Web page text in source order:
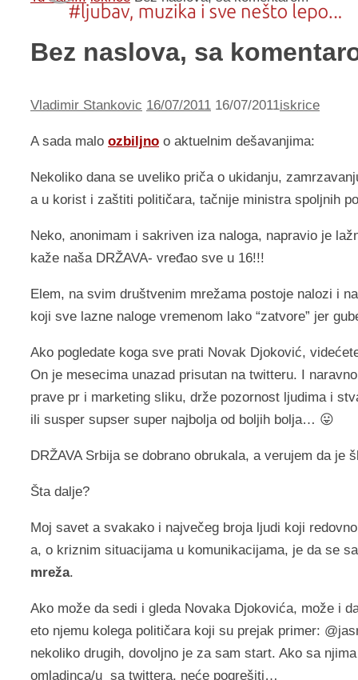
Bez naslova, sa
Vladimir Stankovic 16/07/2011 16/07/2011iskrice
A sada malo ozbiljno o aktuelnim dešavanjima:
Nekoliko dana se uveliko priča o ukidanju,
a u korist i zaštiti političara, tačnije ministra spoljnih
Neko, anonimam i sakriven iza naloga, napravio je
kaže naša DRŽAVA- vređao sve u 16!!!
Elem, na svim društvenim mrežama postoje nalozi i
koji sve lazne naloge vremenom lako “zatvore” jer
Ako pogledate koga sve prati Novak Djoković,
On je mesecima unazad prisutan na twitteru. I
prave pr i marketing sliku, drže pozornost ljudima i
ili susper supser super najbolja od boljih bolja… 😛
DRŽAVA Srbija se dobrano obrukala, a verujem da je
Šta dalje?
Moj savet a svakako i največeg broja ljudi koji
a, o kriznim situacijama u komunikacijama, je da se
mreža.
Ako može da sedi i gleda Novaka Djokovića, može i
eto njemu kolega političara koji su prejak primer:
nekoliko drugih, dovoljno je za sam start. Ako sa
omladinca/u sa twittera, neće pogrešiti…